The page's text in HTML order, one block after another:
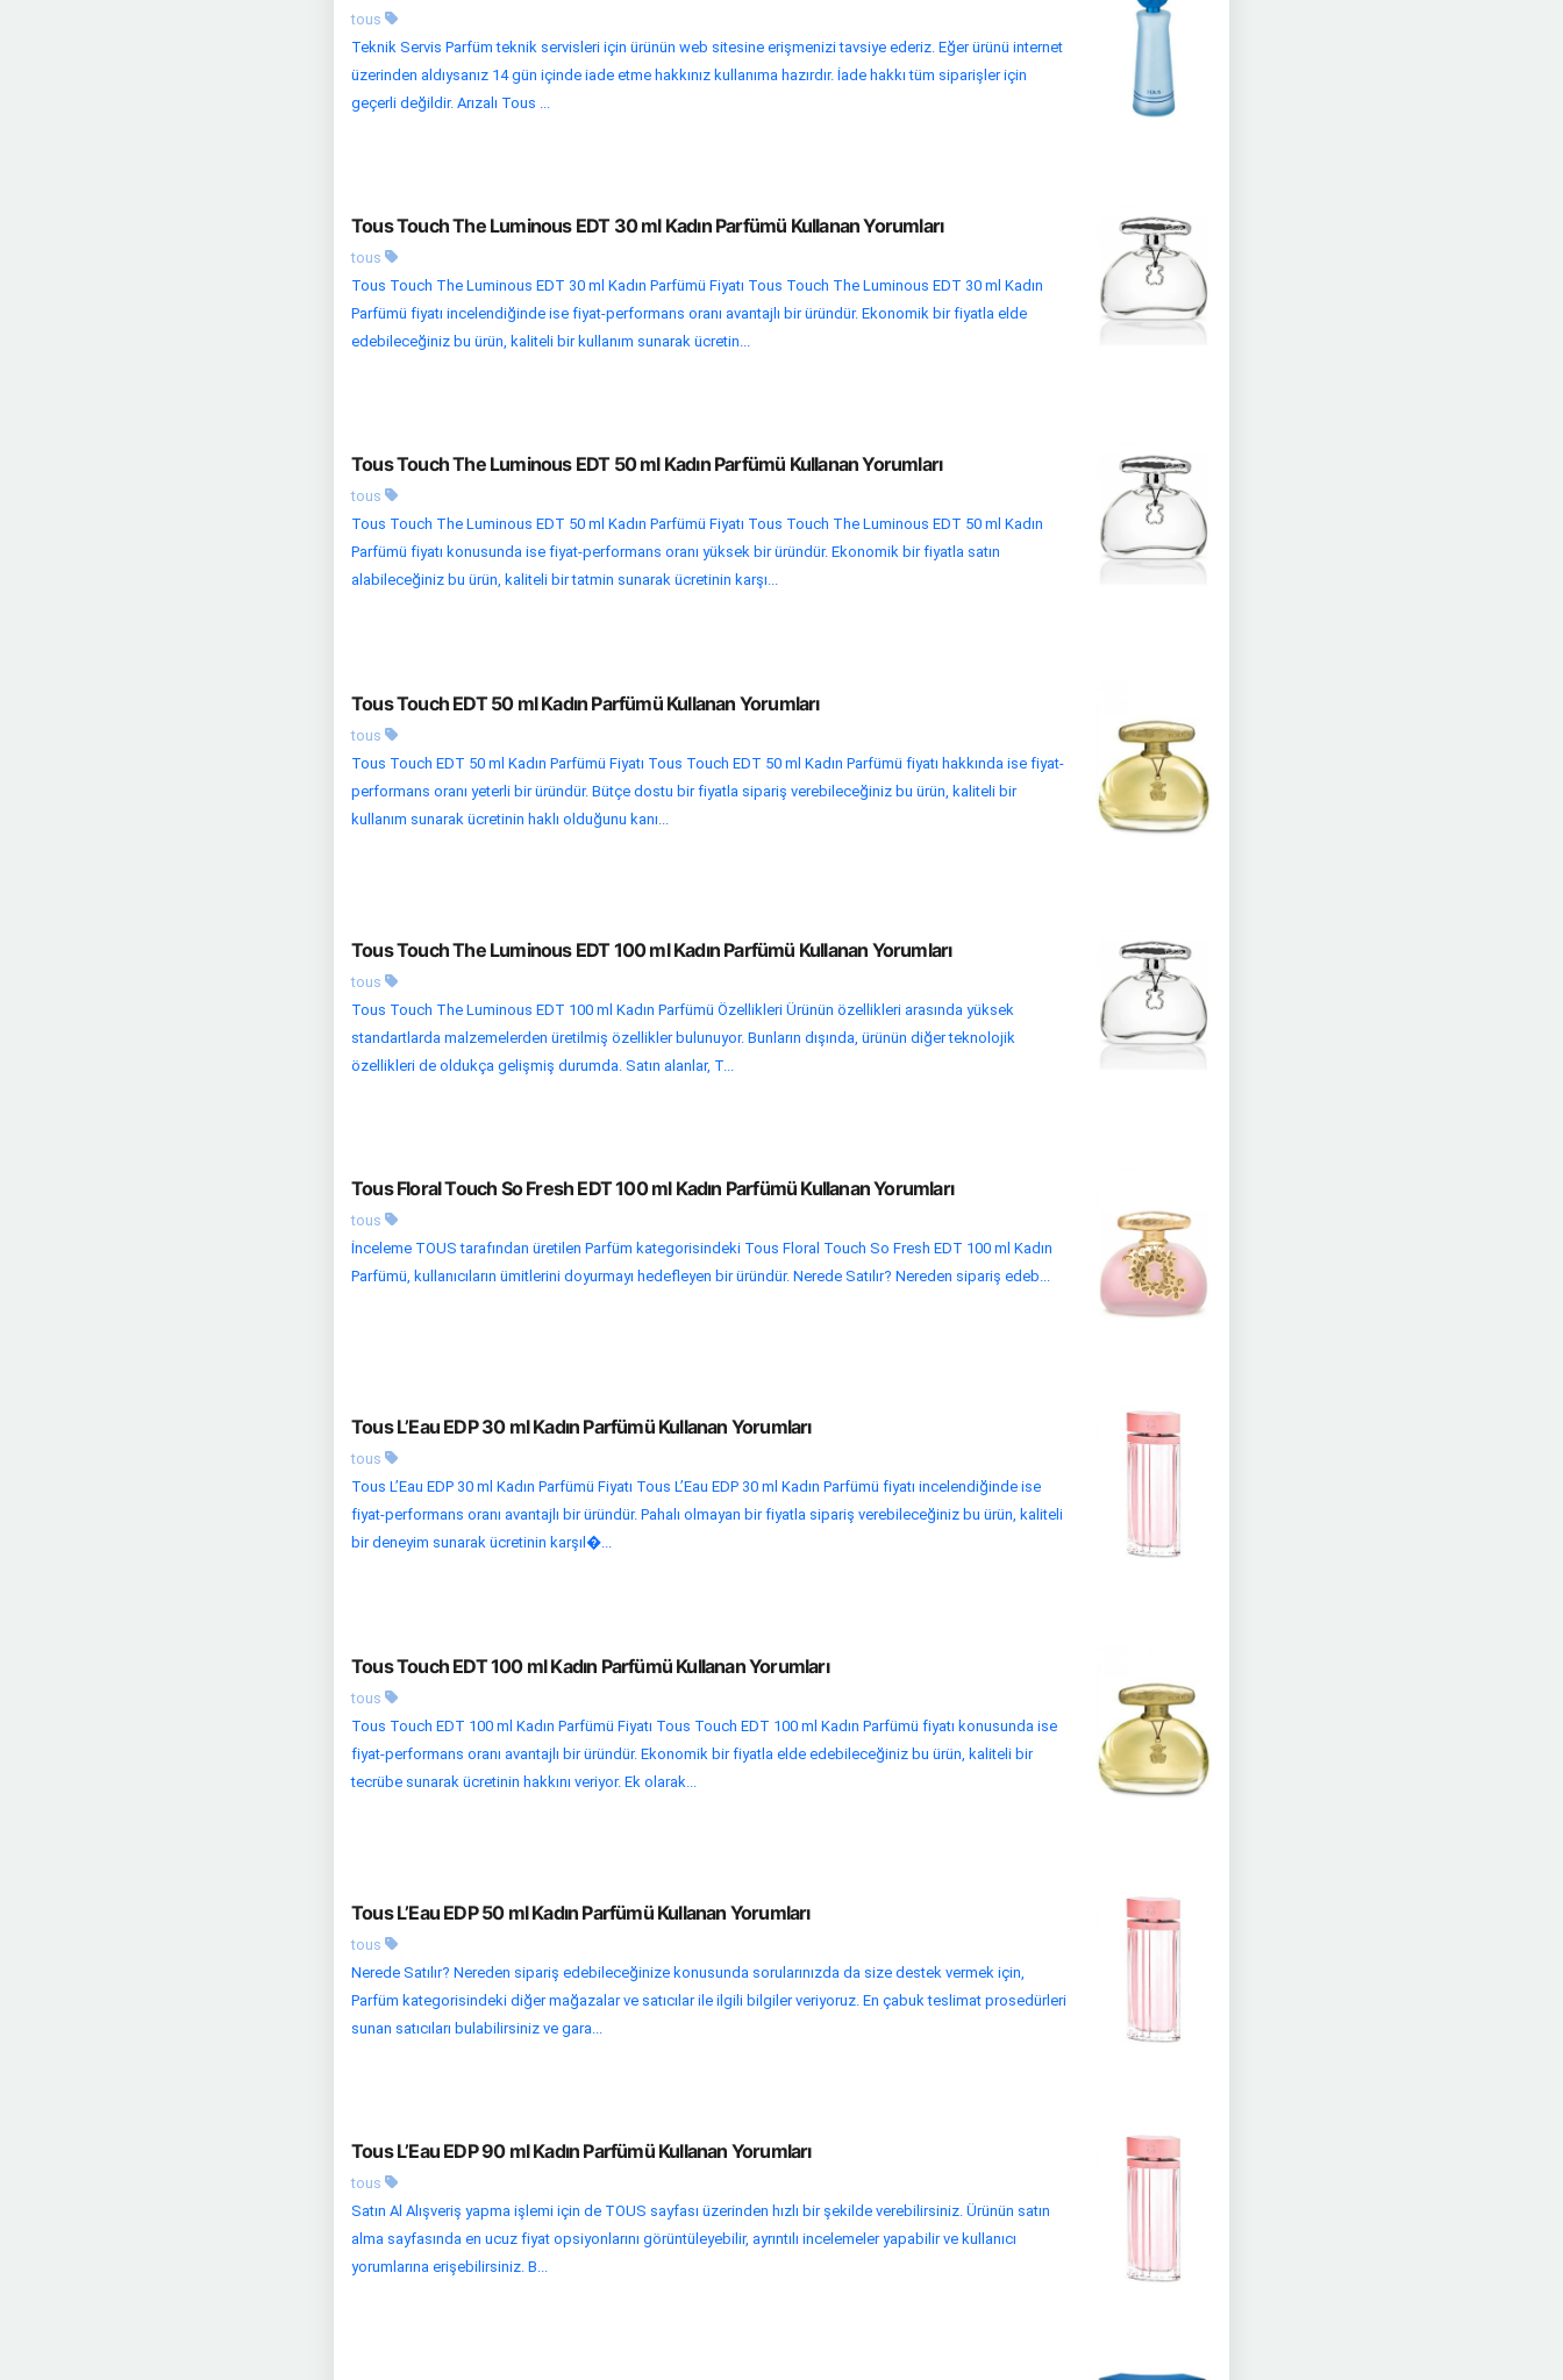
tous
Teknik Servis Parfüm teknik servisleri için ürünün web sitesine erişmenizi tavsiye ederiz. Eğer ürünü internet
üzerinden aldıysanız 14 gün içinde iade etme hakkınız kullanıma hazırdır. İade hakkı tüm siparişler için
geçerli değildir. Arızalı Tous ...
Tous Touch The Luminous EDT 30 ml Kadın Parfümü Kullanan Yorumları
tous
Tous Touch The Luminous EDT 30 ml Kadın Parfümü Fiyatı Tous Touch The Luminous EDT 30 ml Kadın
Parfümü fiyatı incelendiğinde ise fiyat-performans oranı avantajlı bir üründür. Ekonomik bir fiyatla elde
edebileceğiniz bu ürün, kaliteli bir kullanım sunarak ücretin...
Tous Touch The Luminous EDT 50 ml Kadın Parfümü Kullanan Yorumları
tous
Tous Touch The Luminous EDT 50 ml Kadın Parfümü Fiyatı Tous Touch The Luminous EDT 50 ml Kadın
Parfümü fiyatı konusunda ise fiyat-performans oranı yüksek bir üründür. Ekonomik bir fiyatla satın
alabileceğiniz bu ürün, kaliteli bir tatmin sunarak ücretinin karşı...
Tous Touch EDT 50 ml Kadın Parfümü Kullanan Yorumları
tous
Tous Touch EDT 50 ml Kadın Parfümü Fiyatı Tous Touch EDT 50 ml Kadın Parfümü fiyatı hakkında ise fiyat-
performans oranı yeterli bir üründür. Bütçe dostu bir fiyatla sipariş verebileceğiniz bu ürün, kaliteli bir
kullanım sunarak ücretinin haklı olduğunu kanı...
Tous Touch The Luminous EDT 100 ml Kadın Parfümü Kullanan Yorumları
tous
Tous Touch The Luminous EDT 100 ml Kadın Parfümü Özellikleri Ürünün özellikleri arasında yüksek
standartlarda malzemelerden üretilmiş özellikler bulunuyor. Bunların dışında, ürünün diğer teknolojik
özellikleri de oldukça gelişmiş durumda. Satın alanlar, T...
Tous Floral Touch So Fresh EDT 100 ml Kadın Parfümü Kullanan Yorumları
tous
İnceleme TOUS tarafından üretilen Parfüm kategorisindeki Tous Floral Touch So Fresh EDT 100 ml Kadın
Parfümü, kullanıcıların ümitlerini doyurmayı hedefleyen bir üründür. Nerede Satılır? Nereden sipariş edeb...
Tous L’Eau EDP 30 ml Kadın Parfümü Kullanan Yorumları
tous
Tous L’Eau EDP 30 ml Kadın Parfümü Fiyatı Tous L’Eau EDP 30 ml Kadın Parfümü fiyatı incelendiğinde ise
fiyat-performans oranı avantajlı bir üründür. Pahalı olmayan bir fiyatla sipariş verebileceğiniz bu ürün, kaliteli
bir deneyim sunarak ücretinin karşıl�...
Tous Touch EDT 100 ml Kadın Parfümü Kullanan Yorumları
tous
Tous Touch EDT 100 ml Kadın Parfümü Fiyatı Tous Touch EDT 100 ml Kadın Parfümü fiyatı konusunda ise
fiyat-performans oranı avantajlı bir üründür. Ekonomik bir fiyatla elde edebileceğiniz bu ürün, kaliteli bir
tecrübe sunarak ücretinin hakkını veriyor. Ek olarak...
Tous L’Eau EDP 50 ml Kadın Parfümü Kullanan Yorumları
tous
Nerede Satılır? Nereden sipariş edebileceğinize konusunda sorularınızda da size destek vermek için,
Parfüm kategorisindeki diğer mağazalar ve satıcılar ile ilgili bilgiler veriyoruz. En çabuk teslimat prosedürleri
sunan satıcıları bulabilirsiniz ve gara...
Tous L’Eau EDP 90 ml Kadın Parfümü Kullanan Yorumları
tous
Satın Al Alışveriş yapma işlemi için de TOUS sayfası üzerinden hızlı bir şekilde verebilirsiniz. Ürünün satın
alma sayfasında en ucuz fiyat opsiyonlarını görüntüleyebilir, ayrıntılı incelemeler yapabilir ve kullanıcı
yorumlarına erişebilirsiniz. B...